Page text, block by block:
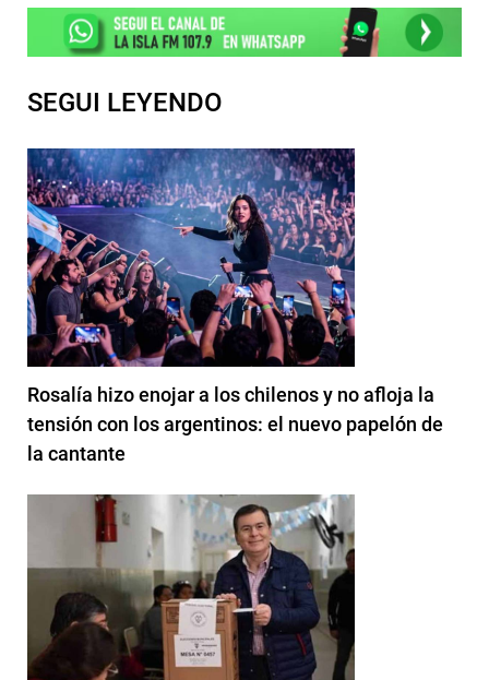
SEGUI LEYENDO
Rosalía hizo enojar a los chilenos y no afloja la
tensión con los argentinos: el nuevo papelón de
la cantante